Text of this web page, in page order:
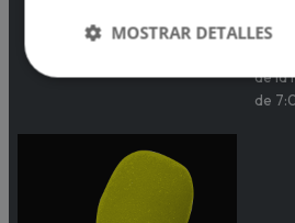
de la
de
MOSTRAR DETALLES